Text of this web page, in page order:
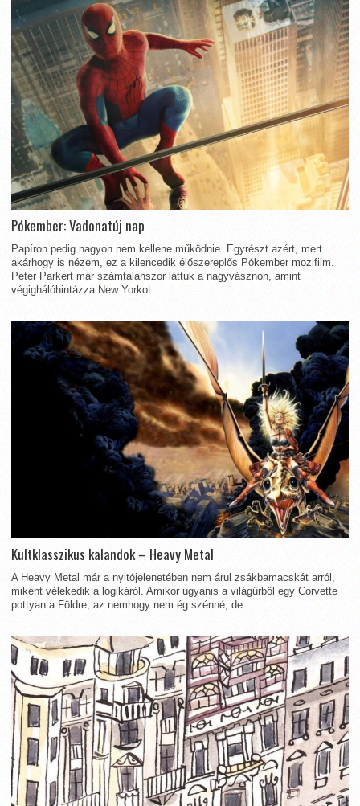
Pókember: Vadonatúj nap
Papíron pedig nagyon nem kellene működnie. Egyrészt azért, mert
akárhogy is nézem, ez a kilencedik élőszereplős Pókember mozifilm.
Peter Parkert már számtalanszor láttuk a nagyvásznon, amint
végighálóhintázza New Yorkot...
Kultklasszikus kalandok – Heavy Metal
A Heavy Metal már a nyitójelenetében nem árul zsákbamacskát arról,
miként vélekedik a logikáról. Amikor ugyanis a világűrből egy Corvette
pottyan a Földre, az nemhogy nem ég szénné, de...